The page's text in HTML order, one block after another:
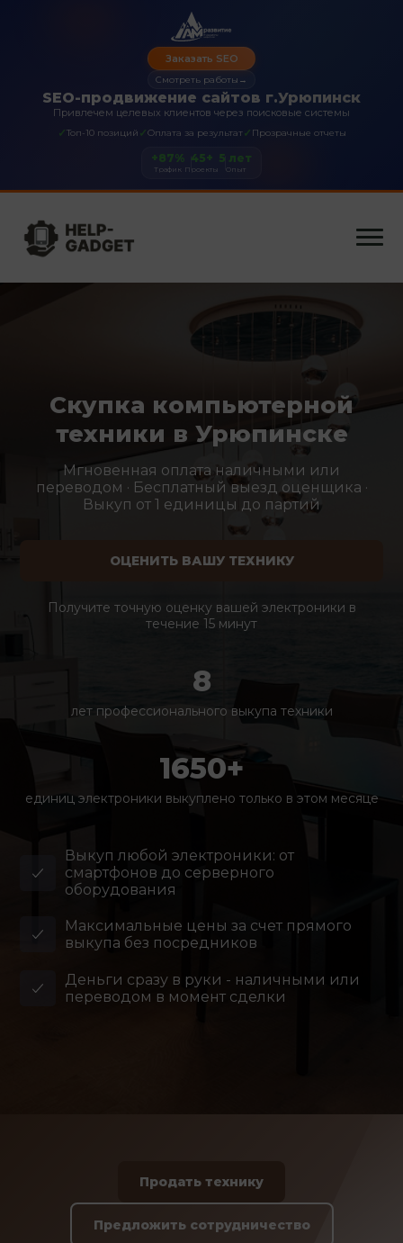
SEO-продвижение сайтов г.Урюпинск
Привлечем целевых клиентов через поисковые системы
✓Топ-10 позиций ✓Оплата за результат✓ Прозрачные отчеты
Заказать SEO
Смотреть работы →
+87%
Трафик
45+
Проекты
5 лет
Опыт
Скупка компьютерной
техники в Урюпинске
Мгновенная оплата наличными или
переводом · Бесплатный выезд оценщика ·
Выкуп от 1 единицы до партий
ОЦЕНИТЬ ВАШУ ТЕХНИКУ
Получите точную оценку вашей электроники в
течение 15 минут
8
лет профессионального выкупа техники
1650+
единиц электроники выкуплено только в этом месяце
Выкуп любой электроники: от
смартфонов до серверного
оборудования
Максимальные цены за счет прямого
выкупа без посредников
Деньги сразу в руки - наличными или
переводом в момент сделки
Продать технику
Предложить сотрудничество